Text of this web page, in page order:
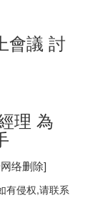
會議 討
理 為
网络删除]
有侵权,请联系